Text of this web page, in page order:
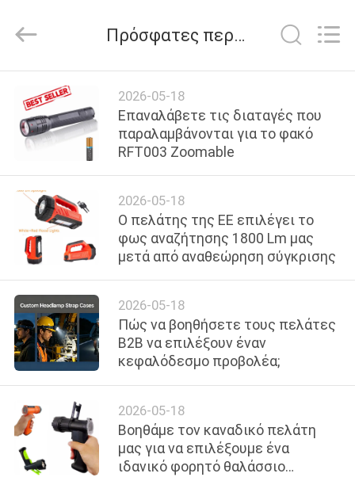
ΣΠΊΤΙ
ΠΡΟΪΌΝΤΑ
ΒΊΝΤΕΟ
ΣΧΕΤΙΚΆ
ΜΕ
ΕΜΆΣ
ΕΠΙΣΚΕΨΉ
ΕΡΓΟΣΤΑΣΊΟΥ
ΈΛΕΓΧΟΣ
ΠΟΙΌΤΗΤΑΣ
Trade
Rights
Πρόσφατες περιπτώσεις
2026-05-18
Επαναλάβετε τις διαταγές που
παραλαμβάνονται για το φακό
RFT003 Zoomable
2026-05-18
Ο πελάτης της ΕΕ επιλέγει το
φως αναζήτησης 1800 Lm μας
μετά από αναθεώρηση σύγκρισης
2026-05-18
Πώς να βοηθήσετε τους πελάτες
B2B να επιλέξουν έναν
κεφαλόδεσμο προβολέα;
2026-05-18
Βοηθάμε τον καναδικό πελάτη
μας για να επιλέξουμε ένα
ιδανικό φορητό θαλάσσιο